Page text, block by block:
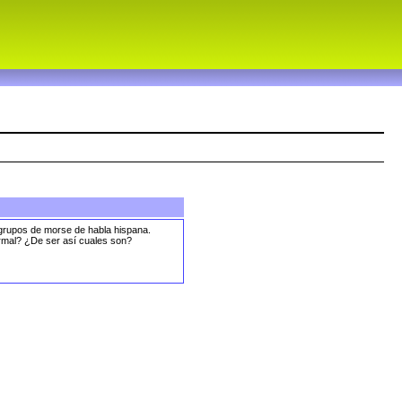
de morse de habla hispana.
¿De ser así cuales son?